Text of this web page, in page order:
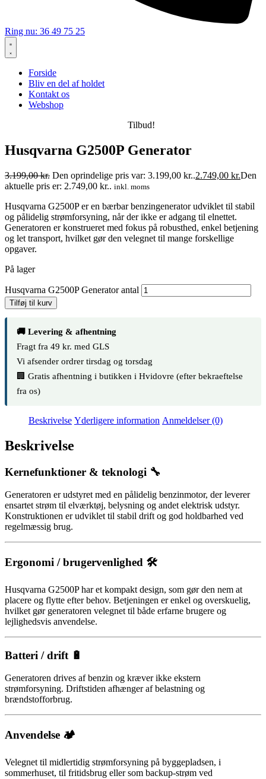
Ring nu: 36 49 75 25
Forside
Bliv en del af holdet
Kontakt os
Webshop
Tilbud!
Husqvarna G2500P Generator
3.199,00kr. Den oprindelige pris var: 3.199,00 kr..2.749,00 kr.Den
aktuelle pris er: 2.749,00 kr.. inkl. moms
Husqvarna G2500P er en bærbar benzingenerator udviklet til stabil
og pålidelig strømforsyning, når der ikke er adgang til elnettet.
Generatoren er konstrueret med fokus på robusthed, enkel betjening
og let transport, hvilket gør den velegnet til mange forskellige
opgaver.
På lager
Husqvarna G2500P Generator antal
Tilføj til kurv
🚚 Levering & afhentning
Fragt fra 49 kr. med GLS
Vi afsender ordrer tirsdag og torsdag
🏢 Gratis afhentning i butikken i Hvidovre (efter bekraeftelse
fra os)
Beskrivelse Yderligere information Anmeldelser (0)
Beskrivelse
Kernefunktioner & teknologi 🔧
Generatoren er udstyret med en pålidelig benzinmotor, der leverer
ensartet strøm til elværktøj, belysning og andet elektrisk udstyr.
Konstruktionen er udviklet til stabil drift og god holdbarhed ved
regelmæssig brug.
Ergonomi / brugervenlighed 🛠️
Husqvarna G2500P har et kompakt design, som gør den nem at
placere og flytte efter behov. Betjeningen er enkel og overskuelig,
hvilket gør generatoren velegnet til både erfarne brugere og
lejlighedsvis anvendelse.
Batteri / drift 🔋
Generatoren drives af benzin og kræver ikke ekstern
strømforsyning. Driftstiden afhænger af belastning og
brændstofforbrug.
Anvendelse 🏕️
Velegnet til midlertidig strømforsyning på byggepladsen, i
sommerhuset, til fritidsbrug eller som backup-strøm ved